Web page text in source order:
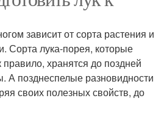
зависит от сорта растения и
Сорта лука-порея, которые
хранятся до поздней
А позднеспелые разновидности
своих полезных свойств, до